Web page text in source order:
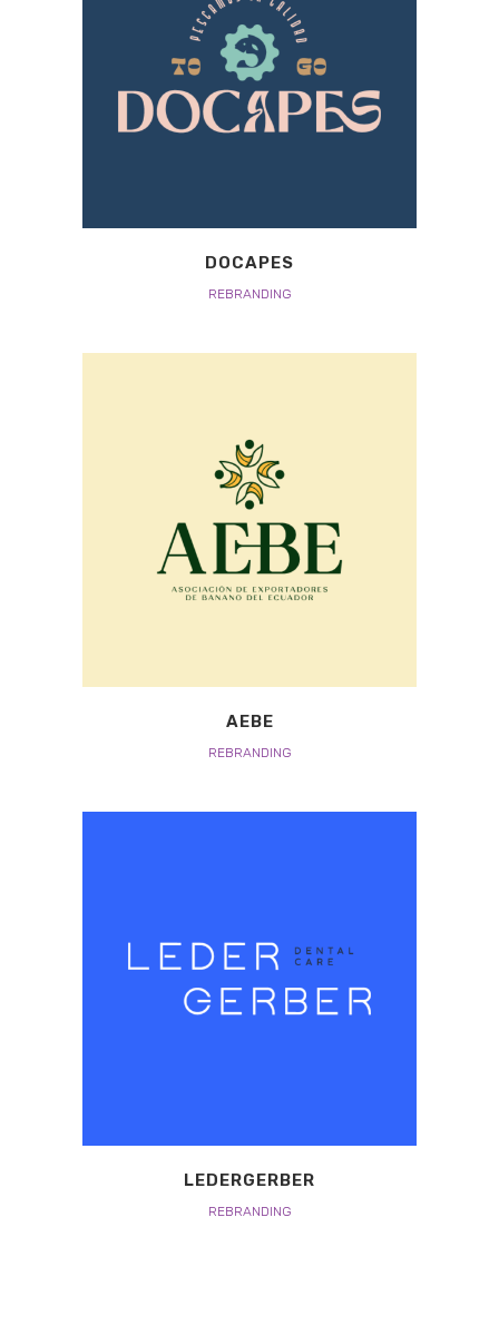
DOCAPES
REBRANDING
AEBE
REBRANDING
LEDERGERBER
REBRANDING